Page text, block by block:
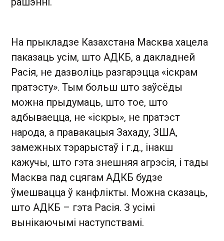
На прыкладзе Казахстана Масква хацела
паказаць усім, што АДКБ, а дакладней
Расія, не дазволіць разгарэцца «іскрам
пратэсту». Тым больш што заўсёды
можна прыдумаць, што тое, што
адбываецца, не «іскры», не пратэст
народа, а правакацыя Захаду, ЗША,
замежных тэрарыстаў і г.д., інакш
кажучы, што гэта знешняя агрэсія, і тады
Масква пад сцягам АДКБ будзе
ўмешвацца ў канфлікты. Можна сказаць,
што АДКБ – гэта Расія. З усімі
вынікаючымі наступствамі.